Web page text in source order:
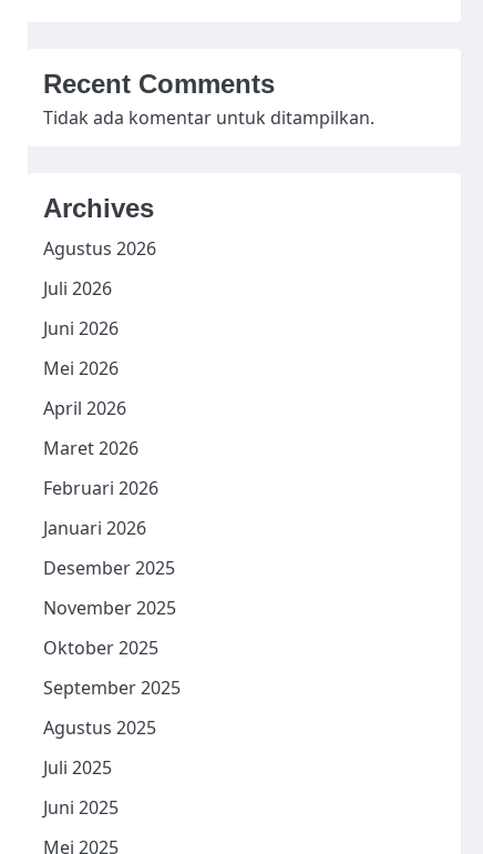
Recent Comments
Tidak ada komentar untuk ditampilkan.
Archives
Agustus 2026
Juli 2026
Juni 2026
Mei 2026
April 2026
Maret 2026
Februari 2026
Januari 2026
Desember 2025
November 2025
Oktober 2025
September 2025
Agustus 2025
Juli 2025
Juni 2025
Mei 2025